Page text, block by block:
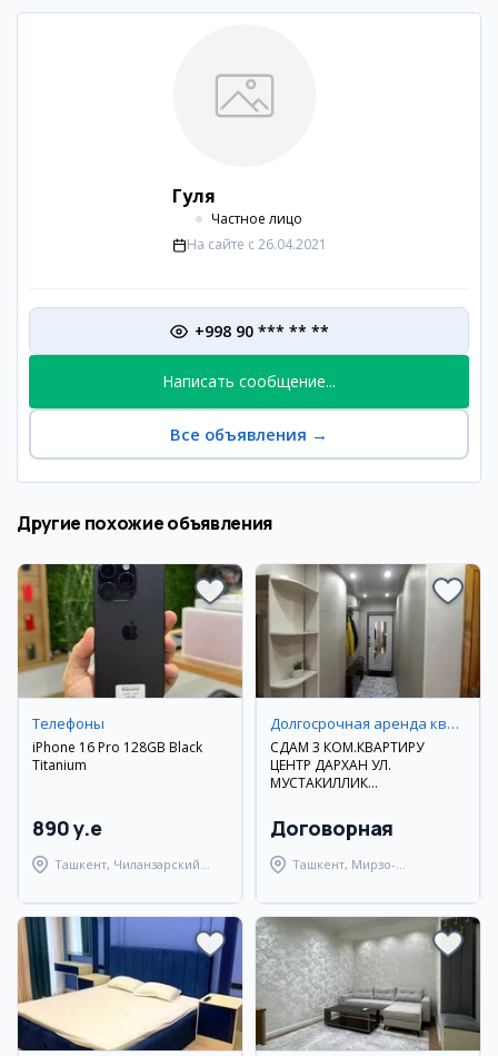
Гуля
Частное лицо
На сайте с 26.04.2021
+998 90 *** ** **
Написать сообщение...
Все объявления →
Другие похожие объявления
Телефоны
iPhone 16 Pro 128GB Black
Titanium
890 y.e
Ташкент, Чиланзарский
Долгосрочная аренда квартир
СДАМ 3 КОМ.КВАРТИРУ
ЦЕНТР ДАРХАН УЛ.
МУСТАКИЛЛИК
Договорная
Ташкент, Мирзо-